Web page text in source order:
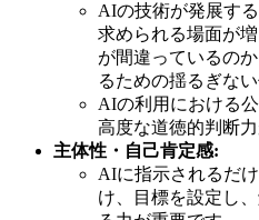
AIの技術が発展す
求められる場面が
が間違っているの
るための揺るぎな
AIの利用における
高度な道徳的判断力
主体性・自己肯定感:
AIに指示されるだ
け、目標を設定し